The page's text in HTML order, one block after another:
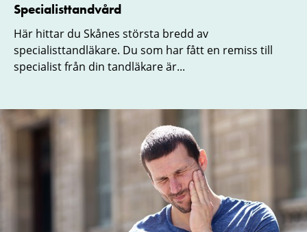
Specialisttandvård
Här hittar du Skånes största bredd av
specialisttandläkare. Du som har fått en remiss till
specialist från din tandläkare är...